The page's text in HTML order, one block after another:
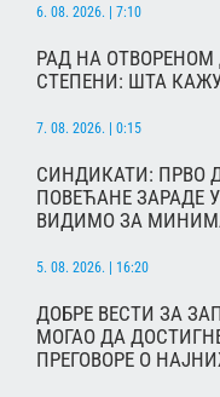
6. 08. 2026. | 7:10
РАД НА ОТВОРЕНОМ
СТЕПЕНИ: ШТА
7. 08. 2026. | 0:15
СИНДИКАТИ: ПРВО
ПОВЕЋАНЕ ЗАРАДЕ
ВИДИМО ЗА
5. 08. 2026. | 16:20
ДОБРЕ ВЕСТИ ЗА
МОГАО ДА
ПРЕГОВОРЕ О